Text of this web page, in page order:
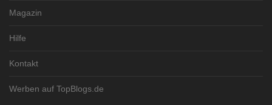
Magazin
Hilfe
Kontakt
Werben auf TopBlogs.de